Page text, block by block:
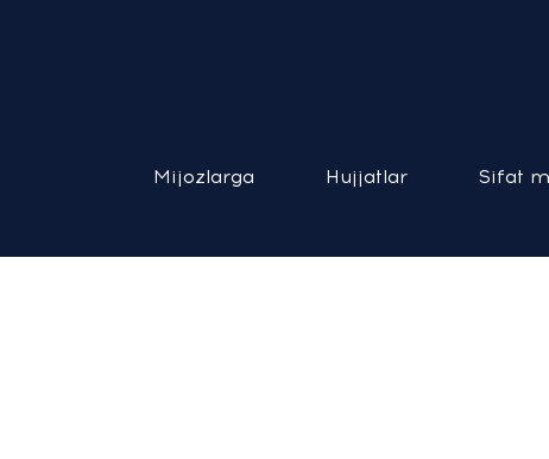
Mijozlarga Hujjatlar Sifat